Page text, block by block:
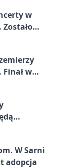
w
w
W Sarni
adopcja